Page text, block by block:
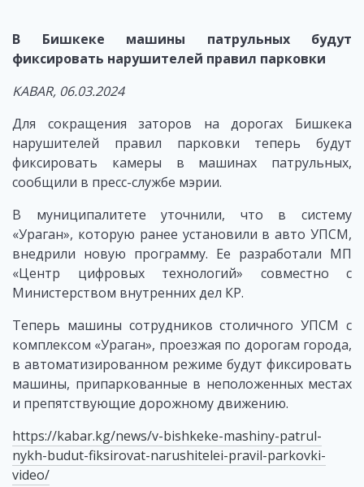
В Бишкеке машины патрульных будут
фиксировать нарушителей правил парковки
KABAR, 06.03.2024
Для сокращения заторов на дорогах Бишкека
нарушителей правил парковки теперь будут
фиксировать камеры в машинах патрульных,
сообщили в пресс-службе мэрии.
В муниципалитете уточнили, что в систему
«Ураган», которую ранее установили в авто УПСМ,
внедрили новую программу. Ее разработали МП
«Центр цифровых технологий» совместно с
Министерством внутренних дел КР.
Теперь машины сотрудников столичного УПСМ с
комплексом «Ураган», проезжая по дорогам города,
в автоматизированном режиме будут фиксировать
машины, припаркованные в неположенных местах
и препятствующие дорожному движению.
https://kabar.kg/news/v-bishkeke-mashiny-patrul-
nykh-budut-fiksirovat-narushitelei-pravil-parkovki-
video/